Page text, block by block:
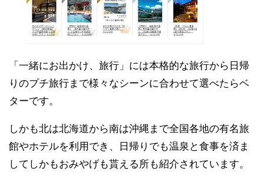
「一緒にお出かけ、旅行」には本格的な旅行から日帰
りのプチ旅行まで様々なシーンに合わせて選べたらベ
ターです。
しかも北は北海道から南は沖縄まで全国各地の有名旅
館やホテルを利用でき、日帰りでも温泉と食事を済ま
してしかもおみやげも貰える所も紹介されています。